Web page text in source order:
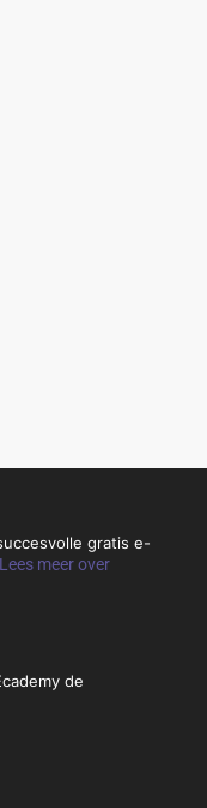
gratis e-
Lees meer over
de